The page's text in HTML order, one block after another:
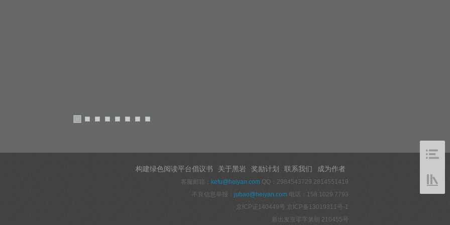
构建绿色阅读平台倡议书 关于黑岩 奖励计划 联系我们 成为作者
客服邮箱： kefu@heiyan.com QQ：2984543729 2814551419
不良信息举报： jubao@heiyan.com 电话：158 1029 7793
京ICP证140449号 京ICP备13019311号-1
新出发京零字第朝 210455号